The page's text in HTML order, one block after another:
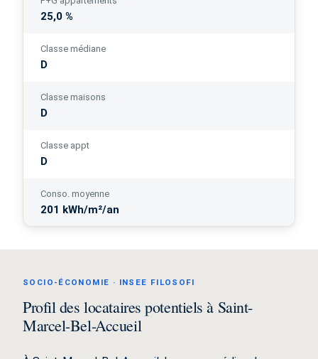
25,0 %
Classe médiane
D
Classe maisons
D
Classe appt
D
Conso. moyenne
201 kWh/m²/an
SOCIO-ÉCONOMIE · INSEE FILOSOFI
Profil des locataires potentiels à Saint-
Marcel-Bel-Accueil